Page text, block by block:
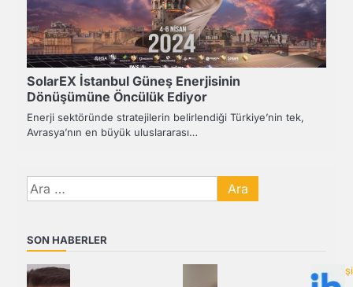
SolarEX İstanbul Güneş Enerjisinin
Dönüşümüne Öncülük Ediyor
Enerji sektöründe stratejilerin belirlendiği Türkiye’nin tek,
Avrasya’nın en büyük uluslararası…
Arama:
SON HABERLER